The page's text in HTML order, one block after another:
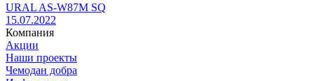
URAL AS-W87M SQ
15.07.2022
Компания
Акции
Наши проекты
Чемодан добра